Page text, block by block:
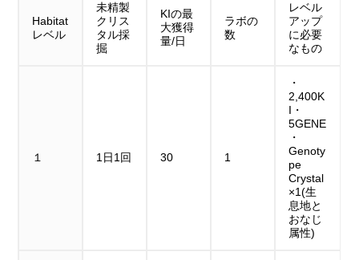
Habitat
レベル
未精製
クリス
タル採
掘
KIの最
大獲得
量/日
ラボの
数
レベル
アップ
に必要
なもの
１ 1日1回 30 1
・
2,400K
I・
5GENE
・
Genoty
pe
Crystal
×1(生
息地と
おなじ
属性)